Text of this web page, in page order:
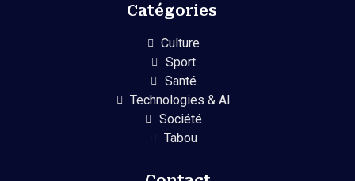
Catégories
Culture
Sport
Santé
Technologies & AI
Société
Tabou